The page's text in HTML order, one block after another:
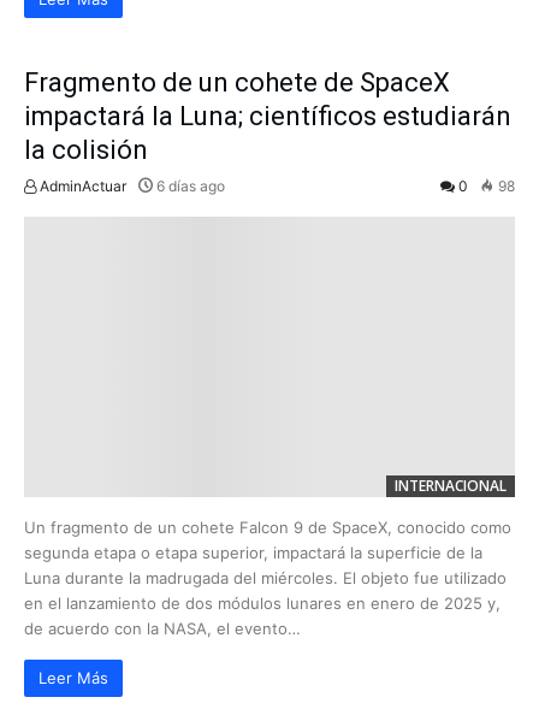
Fragmento de un cohete de SpaceX
impactará la Luna; científicos estudiarán
la colisión
AdminActuar 6 días ago 0 98
INTERNACIONAL
Un fragmento de un cohete Falcon 9 de SpaceX, conocido como
segunda etapa o etapa superior, impactará la superficie de la
Luna durante la madrugada del miércoles. El objeto fue utilizado
en el lanzamiento de dos módulos lunares en enero de 2025 y,
de acuerdo con la NASA, el evento…
Leer Más